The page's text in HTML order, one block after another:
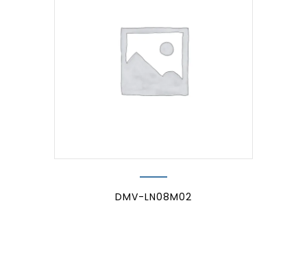
DMV-LN08M02